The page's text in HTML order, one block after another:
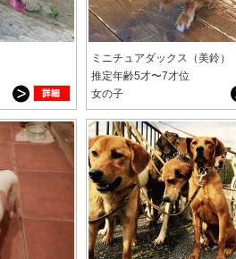
ミニチュアダックス（美鈴）
推定年齢5才〜7才位
女の子